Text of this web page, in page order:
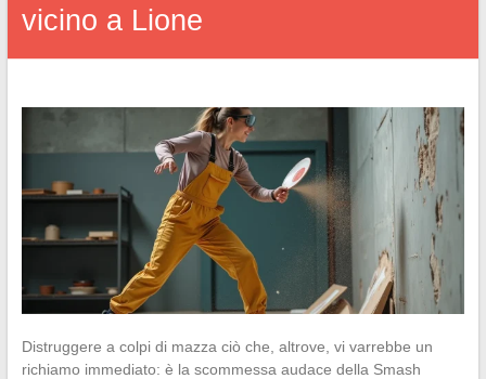
vicino a Lione
Distruggere a colpi di mazza ciò che, altrove, vi varrebbe un
richiamo immediato: è la scommessa audace della Smash